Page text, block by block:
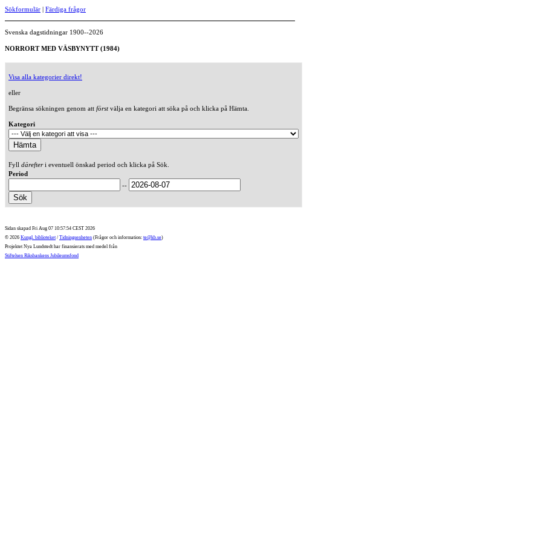
Sökformulär | Färdiga frågor
Svenska dagstidningar 1900--2026
NORRORT MED VÄSBYNYTT (1984)
Visa alla kategorier direkt!
eller
Begränsa sökningen genom att förstvälja en kategori att söka på och klicka på Hämta.
Kategori
Fyll därefteri eventuell önskad period och klicka på Sök.
Period
--
Sidan skapad Fri Aug 07 10:57:54 CEST 2026
© 2026 Kungl. biblioteket / Tidningsenheten (Frågor och information: te@kb.se)
Projektet Nya Lundstedt har finansierats med medel från
Stiftelsen Riksbankens Jubileumsfond